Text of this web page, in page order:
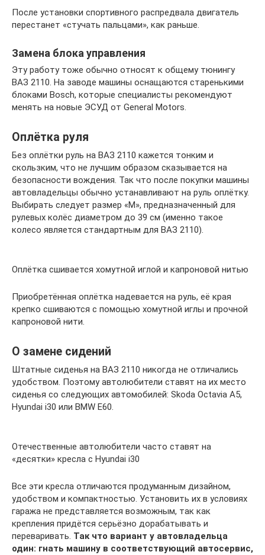
После установки спортивного распредвала двигатель
перестанет «стучать пальцами», как раньше.
Замена блока управления
Эту работу тоже обычно относят к общему тюнингу
ВАЗ 2110. На заводе машины оснащаются старенькими
блоками Bosch, которые специалисты рекомендуют
менять на новые ЭСУД от General Motors.
Оплётка руля
Без оплётки руль на ВАЗ 2110 кажется тонким и
скользким, что не лучшим образом сказывается на
безопасности вождения. Так что после покупки машины
автовладельцы обычно устанавливают на руль оплётку.
Выбирать следует размер «М», предназначенный для
рулевых колёс диаметром до 39 см (именно такое
колесо является стандартным для ВАЗ 2110).
Оплётка сшивается хомутной иглой и капроновой нитью
Приобретённая оплётка надевается на руль, её края
крепко сшиваются с помощью хомутной иглы и прочной
капроновой нити.
О замене сидений
Штатные сиденья на ВАЗ 2110 никогда не отличались
удобством. Поэтому автолюбители ставят на их место
сиденья со следующих автомобилей: Skoda Octavia A5,
Hyundai i30 или BMW E60.
Отечественные автолюбители часто ставят на
«десятки» кресла с Hyundai i30
Все эти кресла отличаются продуманным дизайном,
удобством и компактностью. Установить их в условиях
гаража не представляется возможным, так как
крепления придётся серьёзно дорабатывать и
переваривать. Так что вариант у автовладельца
один: гнать машину в соответствующий автосервис,